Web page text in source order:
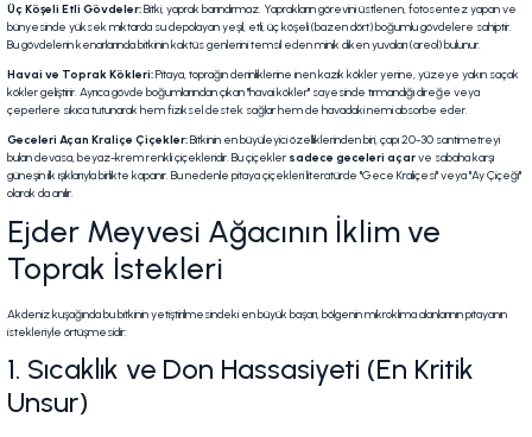
Üç Köşeli Etli Gövdeler:Bitki, yaprak barındırmaz. Yaprakların görevini üstlenen, fotosentez yapan ve
bünyesinde yüksek miktarda su depolayan yeşil, etli, üç köşeli (bazen dört) boğumlu gövdelere sahiptir.
Bu gövdelerin kenarlarında bitkinin kaktüs genlerini temsil eden minik diken yuvaları (areol) bulunur.
Havai ve Toprak Kökleri:Pitaya, toprağın derinliklerine inen kazık kökler yerine, yüzeye yakın saçak
kökler geliştirir. Ayrıca gövde boğumlarından çıkan "havai kökler" sayesinde tırmandığı direğe veya
çeperlere sıkıca tutunarak hem fiziksel destek sağlar hem de havadaki nemi absorbe eder.
Geceleri Açan Kraliçe Çiçekler:Bitkinin en büyüleyici özelliklerinden biri, çapı 20-30 santimetreyi
bulan devasa, beyaz-krem renkli çiçekleridir. Bu çiçekler sadece geceleri açarve sabaha karşı
güneşin ilk ışıklarıyla birlikte kapanır. Bu nedenle pitaya çiçekleri literatürde "Gece Kraliçesi" veya "Ay Çiçeği"
olarak da anılır.
Ejder Meyvesi Ağacının İklim ve
Toprak İstekleri
Akdeniz kuşağında bu bitkinin yetiştirilmesindeki en büyük başarı, bölgenin mikroklima alanlarının pitayanın
istekleriyle örtüşmesidir:
1. Sıcaklık ve Don Hassasiyeti (En Kritik
Unsur)